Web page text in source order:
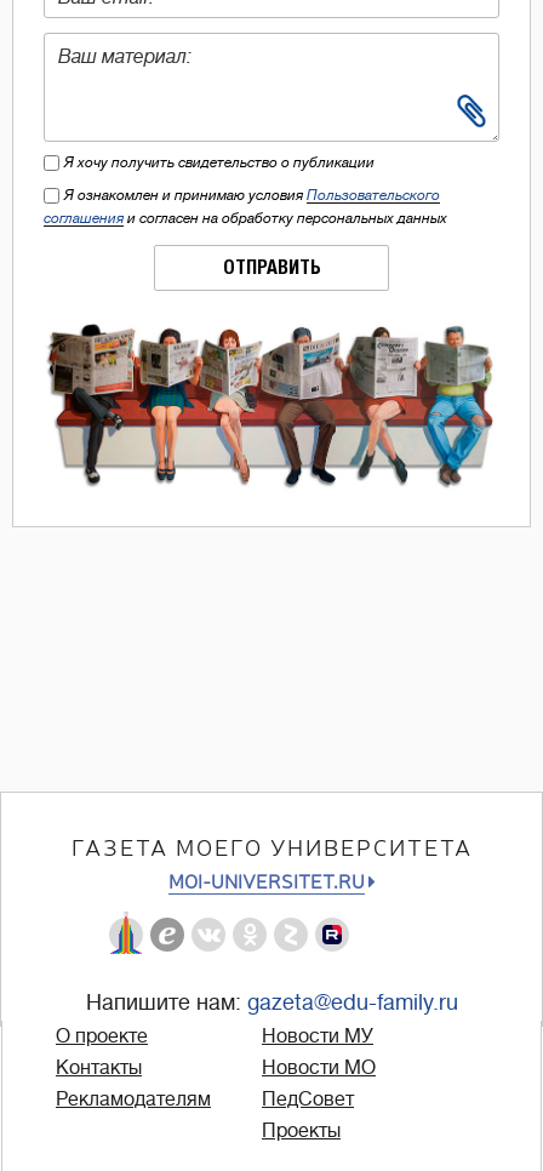
Я хочу получить свидетельство о публикации
Я ознакомлен и принимаю условия Пользовательского
соглашения и согласен на обработку персональных данных
ОТПРАВИТЬ
ГАЗЕТА МОЕГО УНИВЕРСИТЕТА
MOI-UNIVERSITET.RU
Напишите нам: gazeta@edu-family.ru
О проекте
Контакты
Рекламодателям
Новости МУ
Новости МО
ПедСовет
Проекты